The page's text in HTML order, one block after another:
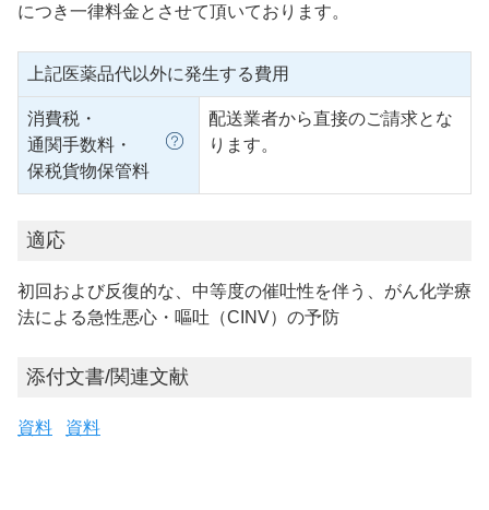
につき一律料金とさせて頂いております。
上記医薬品代以外に発生する費用
消費税・
通関手数料・
保税貨物保管料
配送業者から直接のご請求とな
ります。
適応
初回および反復的な、中等度の催吐性を伴う、がん化学療
法による急性悪心・嘔吐（CINV）の予防
添付文書/関連文献
資料 資料